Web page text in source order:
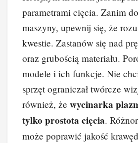
parametrami cięcia. Zanim
maszyny, upewnij się, że
kwestie. Zastanów się nad
oraz grubością materiału.
modele i ich funkcje. Nie
sprzęt ograniczał twórcze
również, że wycinarka
tylko prostota cięcia.
może poprawić jakość